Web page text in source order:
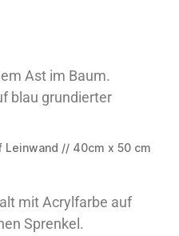
Leinwand // 40cm x 50 cm